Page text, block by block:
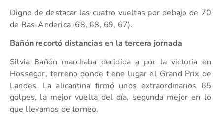
Digno de destacar las cuatro vueltas por debajo de 70
de Ras-Anderica (68, 68, 69, 67).
Bañón recortó distancias en la tercera jornada
Silvia Bañón marchaba decidida a por la victoria en
Hossegor, terreno donde tiene lugar el Grand Prix de
Landes. La alicantina firmó unos extraordinarios 65
golpes, la mejor vuelta del día, segunda mejor en lo
que llevamos de torneo.